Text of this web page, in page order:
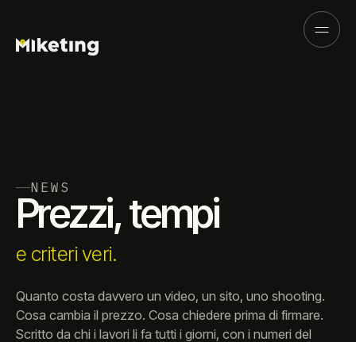
NEWS
Prezzi,tempi
e criteri veri.
Quanto costa davvero un video, un sito, uno shooting.
Cosa cambia il prezzo. Cosa chiedere prima di firmare.
Scritto da chi i lavori li fa tutti i giorni, con i numeri del